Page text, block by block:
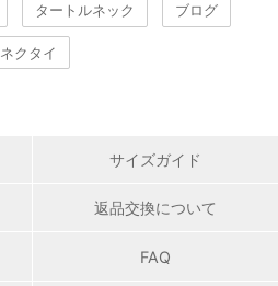
タートルネック ブログ
ネクタイ
サイズガイド
返品交換について
FAQ